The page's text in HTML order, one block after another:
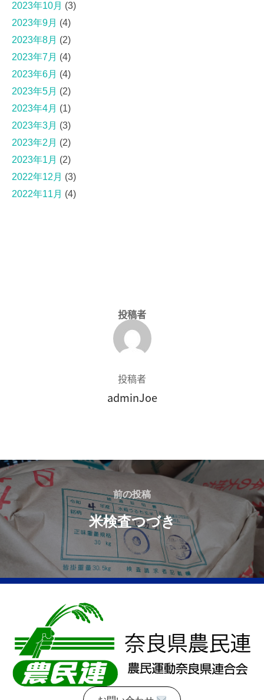
2023年10月 (3)
2023年9月 (4)
2023年8月 (2)
2023年7月 (4)
2023年6月 (4)
2023年5月 (2)
2023年4月 (1)
2023年3月 (3)
2023年2月 (2)
2023年1月 (2)
2022年12月 (3)
2022年11月 (4)
投稿者
投稿者
adminJoe
前の投稿
米検査つづき